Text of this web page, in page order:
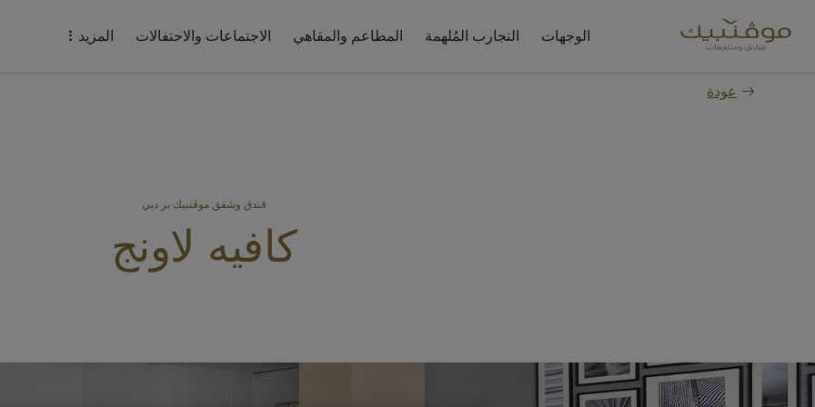
الوجهات التجارب المُلهمة المطاعم والمقاهي الاجتماعات والاحتفالات المزيد
عودة
فندق وشقق موڤنبيك بر دبي
كافيه لاونج